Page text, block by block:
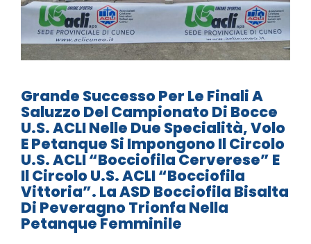
Grande Successo Per Le Finali A
Saluzzo Del Campionato Di Bocce
U.S. ACLI Nelle Due Specialità, Volo
E Petanque Si Impongono Il Circolo
U.S. ACLI “Bocciofila Cerverese” E
Il Circolo U.S. ACLI “Bocciofila
Vittoria”. La ASD Bocciofila Bisalta
Di Peveragno Trionfa Nella
Petanque Femminile